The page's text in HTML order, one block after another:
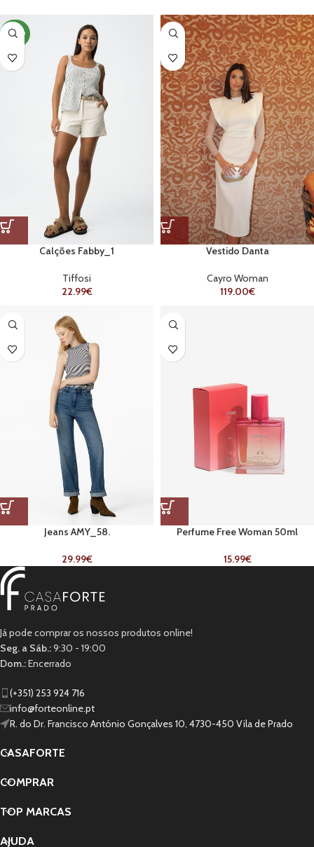
NOVO
Calções Fabby_1
Tiffosi
22.99€
Vestido Danta
Cayro Woman
119.00€
Jeans AMY_58.
29.99€
Perfume Free Woman 50ml
15.99€
Já pode comprar os nossos produtos online!
Seg. a Sáb.:9:30 - 19:00
Dom.:Encerrado
(+351) 253 924 716
info@forteonline.pt
R. do Dr. Francisco António Gonçalves 10, 4730-450 Vila de Prado
CASAFORTE
COMPRAR
TOP MARCAS
AJUDA